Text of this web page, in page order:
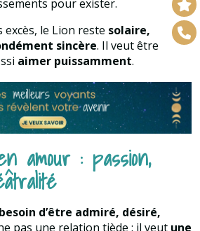
pour exister.
excès, le Lion reste solaire,
sincère. Il veut être
aimer puissamment.
: passion,
d’être admiré, désiré,
pas une relation tiède : il veut une